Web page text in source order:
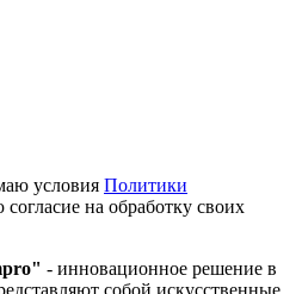
условия Политики
согласие на обработку своих
- инновационное решение в
собой искусственные